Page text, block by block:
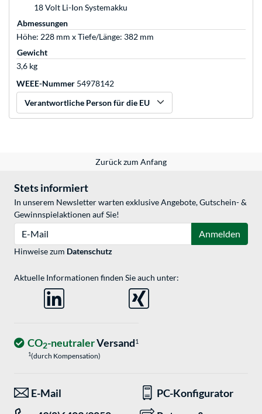
18 Volt Li-Ion Systemakku
Abmessungen
Höhe: 228 mm x Tiefe/Länge: 382 mm
Gewicht
3,6 kg
WEEE-Nummer 54978142
Verantwortliche Person für die EU
Zurück zum Anfang
Stets informiert
In unserem Newsletter warten exklusive Angebote, Gutschein- &
Gewinnspielaktionen auf Sie!
Anmelden
Hinweise zum Datenschutz
Aktuelle Informationen finden Sie auch unter:
CO2-neutralerVersand1
1(durch Kompensation)
E-Mail
PC-Konfigurator